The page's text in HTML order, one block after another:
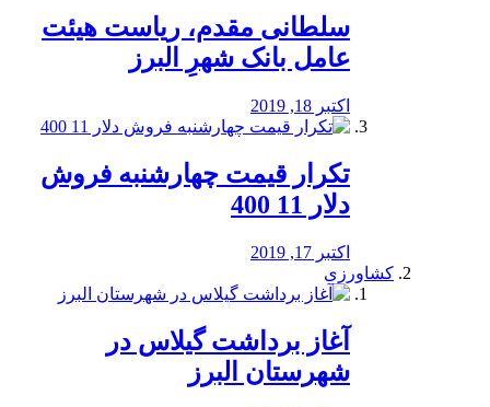
سلطانی مقدم، ریاست هیئت
عامل بانک شهرِ البرز
اکتبر 18, 2019
تکرار قیمت چهارشنبه فروش
دلار 11 400
اکتبر 17, 2019
کشاورزی
آغاز برداشت گیلاس در
شهرستان البرز